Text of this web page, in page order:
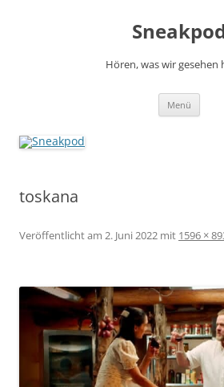
Hören, was wir gesehen
Menü
toskana
Veröffentlicht am 2. Juni 2022 mit 1596 ×